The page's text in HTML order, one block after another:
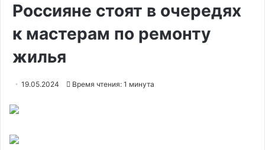
Россияне стоят в очередях
к мастерам по ремонту
жилья
19.05.2024 Время чтения: 1 минута